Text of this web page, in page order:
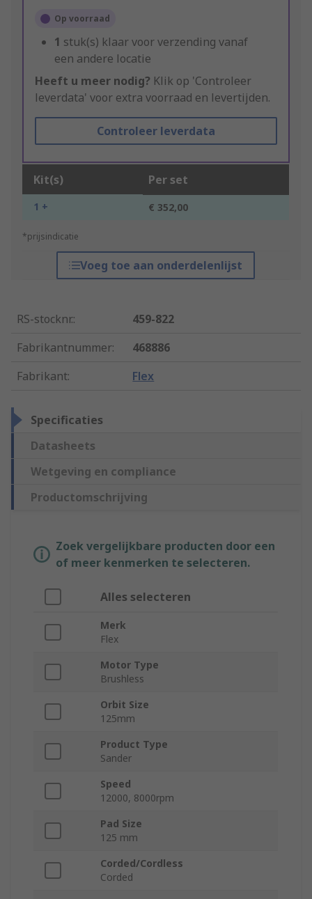
Op voorraad
1 stuk(s) klaar voor verzending vanaf
een andere locatie
Heeft u meer nodig? Klik op 'Controleer
leverdata' voor extra voorraad en levertijden.
Controleer leverdata
Kit(s) Per set
1 + € 352,00
*prijsindicatie
Voeg toe aan onderdelenlijst
RS-stocknr.:
459-822
Fabrikantnummer:
468886
Fabrikant: Flex
Specificaties
Datasheets
Wetgeving en compliance
Productomschrijving
Zoek vergelijkbare producten door een
of meer kenmerken te selecteren.
Alles selecteren
Merk
Flex
Motor Type
Brushless
Orbit Size
125mm
Product Type
Sander
Speed
12000, 8000rpm
Pad Size
125 mm
Corded/Cordless
Corded